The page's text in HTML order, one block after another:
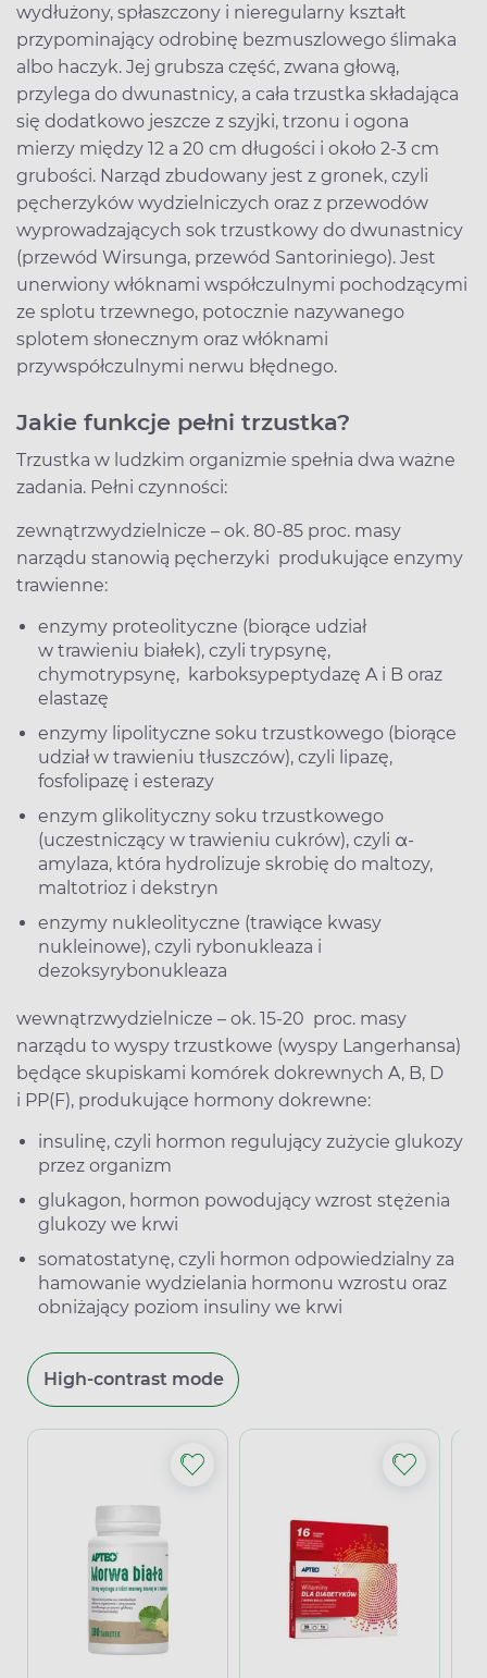
wydłużony, spłaszczony i nieregularny kształt
przypominający odrobinę bezmuszlowego ślimaka
albo haczyk. Jej grubsza część, zwana głową,
przylega do dwunastnicy, a cała trzustka składająca
się dodatkowo jeszcze z szyjki, trzonu i ogona
mierzy między 12 a 20 cm długości i około 2-3 cm
grubości. Narząd zbudowany jest z gronek, czyli
pęcherzyków wydzielniczych oraz z przewodów
wyprowadzających sok trzustkowy do dwunastnicy
(przewód Wirsunga, przewód Santoriniego). Jest
unerwiony włóknami współczulnymi pochodzącymi
ze splotu trzewnego, potocznie nazywanego
splotem słonecznym oraz włóknami
przywspółczulnymi nerwu błędnego.
Jakie funkcje pełni trzustka?
Trzustka w ludzkim organizmie spełnia dwa ważne
zadania. Pełni czynności:
zewnątrzwydzielnicze – ok. 80-85 proc. masy
narządu stanowią pęcherzyki produkujące enzymy
trawienne:
enzymy proteolityczne (biorące udział
w trawieniu białek), czyli trypsynę,
chymotrypsynę, karboksypeptydazę A i B oraz
elastazę
enzymy lipolityczne soku trzustkowego (biorące
udział w trawieniu tłuszczów), czyli lipazę,
fosfolipazę i esterazy
enzym glikolityczny soku trzustkowego
(uczestniczący w trawieniu cukrów), czyli α-
amylaza, która hydrolizuje skrobię do maltozy,
maltotrioz i dekstryn
enzymy nukleolityczne (trawiące kwasy
nukleinowe), czyli rybonukleaza i
dezoksyrybonukleaza
wewnątrzwydzielnicze – ok. 15-20 proc. masy
narządu to wyspy trzustkowe (wyspy Langerhansa)
będące skupiskami komórek dokrewnych A, B, D
i PP(F), produkujące hormony dokrewne:
insulinę, czyli hormon regulujący zużycie glukozy
przez organizm
glukagon, hormon powodujący wzrost stężenia
glukozy we krwi
somatostatynę, czyli hormon odpowiedzialny za
hamowanie wydzielania hormonu wzrostu oraz
obniżający poziom insuliny we krwi
High-contrast mode